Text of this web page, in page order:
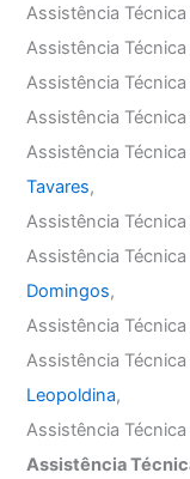
Assistência
Assistência
Assistência
Assistência
Assistência
Tavares,
Assistência
Assistência
Domingos,
Assistência
Assistência
Leopoldina,
Assistência
Assistência